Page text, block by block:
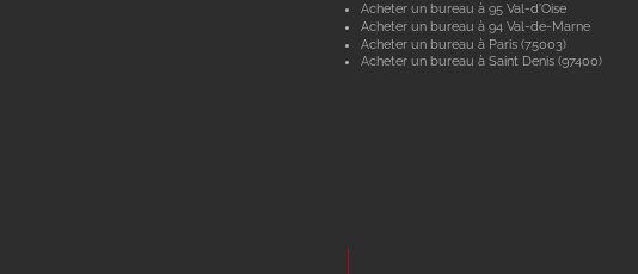
Acheter un bureau à 95 Val-d'Oise
Acheter un bureau à 94 Val-de-Marne
Acheter un bureau à Paris (75003)
Acheter un bureau à Saint Denis (97400)